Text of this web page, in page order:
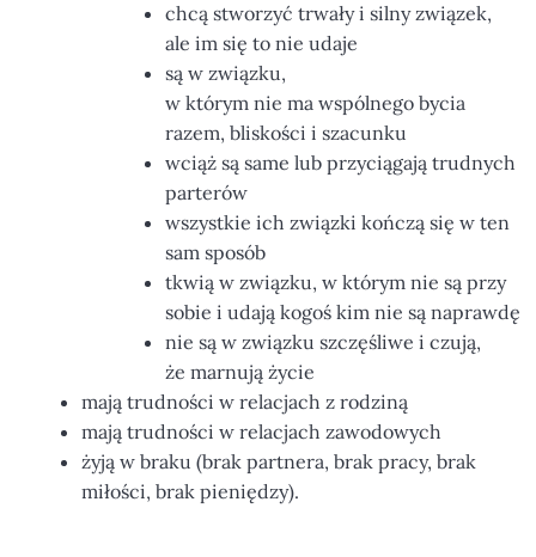
chcą stworzyć trwały i silny związek,
ale im się to nie udaje
są w związku,
w którym nie ma wspólnego bycia
razem, bliskości i szacunku
wciąż są same lub przyciągają trudnych
parterów
wszystkie ich związki kończą się w ten
sam sposób
tkwią w związku, w którym nie są przy
sobie i udają kogoś kim nie są naprawdę
nie są w związku szczęśliwe i czują,
że marnują życie
mają trudności w relacjach z rodziną
mają trudności w relacjach zawodowych
żyją w braku (brak partnera, brak pracy, brak
miłości, brak pieniędzy).